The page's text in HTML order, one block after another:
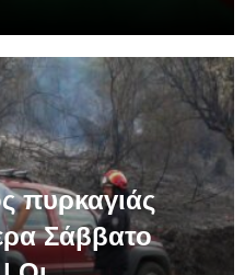
πυρκαγιάς
Σάββατο